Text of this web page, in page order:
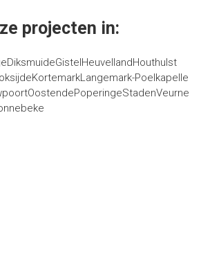
projecten in:
DiksmuideGistel HeuvellandHouthulst
KortemarkLangemark-Poelkapelle
OostendePoperingeStadenVeurne